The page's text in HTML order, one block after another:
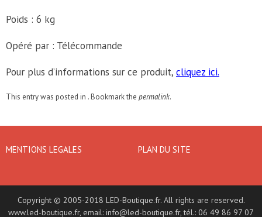
Poids : 6 kg
Opéré par : Télécommande
Pour plus d’informations sur ce produit, cliquez ici.
This entry was posted in . Bookmark the permalink.
MENTIONS LEGALES PLAN DU SITE
Copyright © 2005-2018 LED-Boutique.fr. All rights are reserved.
www.led-boutique.fr, email: info@led-boutique.fr, tél.: 06 49 86 97 07